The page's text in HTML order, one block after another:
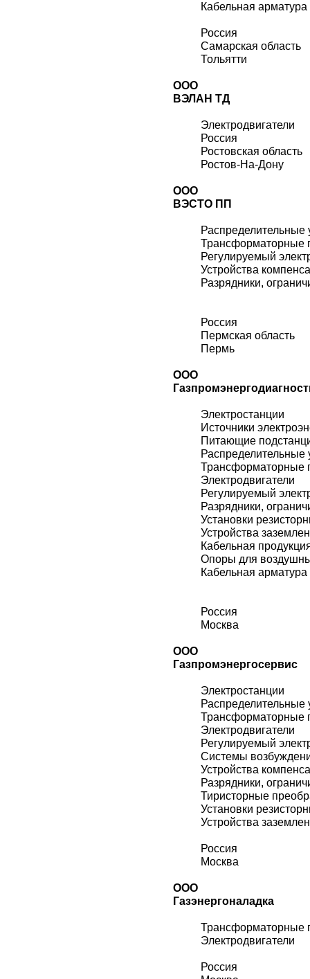
Кабельная арматура
Россия
Самарская область
Тольятти
ООО
ВЭЛАН ТД
Электродвигатели
Россия
Ростовская область
Ростов-На-Дону
ООО
ВЭСТО ПП
Распределительные
Трансформаторные
Регулируемый
Устройства
Разрядники,
Россия
Пермская область
Пермь
ООО
Электростанции
Источники
Питающие
Распределительные
Трансформаторные
Электродвигатели
Регулируемый
Разрядники,
Установки
Устройства
Кабельная
Опоры для
Кабельная арматура
Россия
Москва
ООО
Газпромэнергосервис
Электростанции
Распределительные
Трансформаторные
Электродвигатели
Регулируемый
Системы
Устройства
Разрядники,
Тиристорные
Установки
Устройства
Россия
Москва
ООО
Газэнергоналадка
Трансформаторные
Электродвигатели
Россия